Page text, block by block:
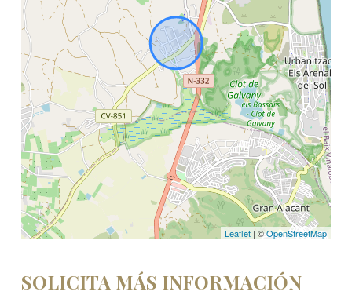
Leaflet | ©OpenStreetMap
SOLICITA MÁS INFORMACIÓN